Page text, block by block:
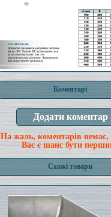
Коментарі
На жаль, коментарів немає,
Вас є шанс бути
Схожі товари